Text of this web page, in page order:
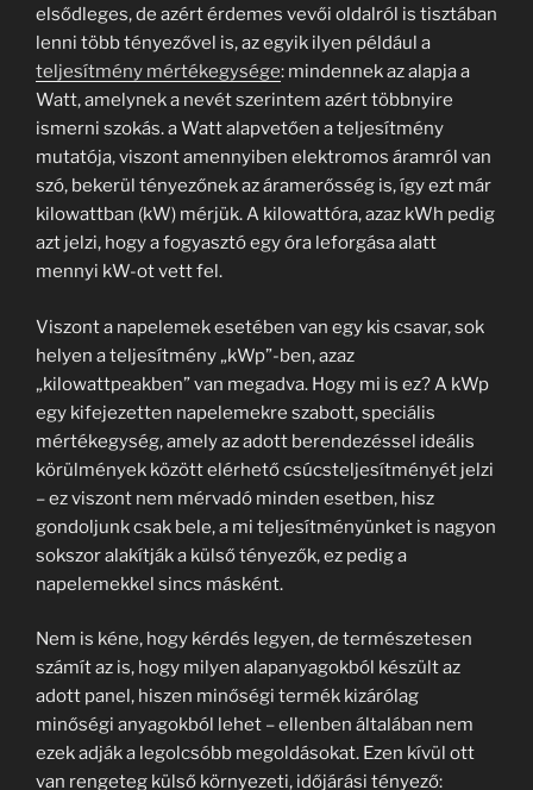
elsődleges, de azért érdemes vevői oldalról is tisztában
lenni több tényezővel is, az egyik ilyen például a
teljesítmény mértékegysége: mindennek az alapja a
Watt, amelynek a nevét szerintem azért többnyire
ismerni szokás. a Watt alapvetően a teljesítmény
mutatója, viszont amennyiben elektromos áramról van
szó, bekerül tényezőnek az áramerősség is, így ezt már
kilowattban (kW) mérjük. A kilowattóra, azaz kWh pedig
azt jelzi, hogy a fogyasztó egy óra leforgása alatt
mennyi kW-ot vett fel.
Viszont a napelemek esetében van egy kis csavar, sok
helyen a teljesítmény „kWp”-ben, azaz
„kilowattpeakben” van megadva. Hogy mi is ez? A kWp
egy kifejezetten napelemekre szabott, speciális
mértékegység, amely az adott berendezéssel ideális
körülmények között elérhető csúcsteljesítményét jelzi
– ez viszont nem mérvadó minden esetben, hisz
gondoljunk csak bele, a mi teljesítményünket is nagyon
sokszor alakítják a külső tényezők, ez pedig a
napelemekkel sincs másként.
Nem is kéne, hogy kérdés legyen, de természetesen
számít az is, hogy milyen alapanyagokból készült az
adott panel, hiszen minőségi termék kizárólag
minőségi anyagokból lehet – ellenben általában nem
ezek adják a legolcsóbb megoldásokat. Ezen kívül ott
van rengeteg külső környezeti, időjárási tényező: